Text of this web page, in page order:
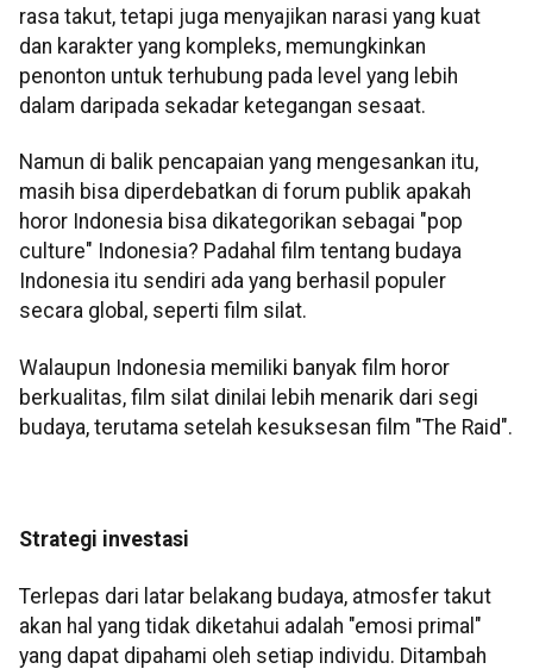
rasa takut, tetapi juga menyajikan narasi yang kuat
dan karakter yang kompleks, memungkinkan
penonton untuk terhubung pada level yang lebih
dalam daripada sekadar ketegangan sesaat.
Namun di balik pencapaian yang mengesankan itu,
masih bisa diperdebatkan di forum publik apakah
horor Indonesia bisa dikategorikan sebagai "pop
culture" Indonesia? Padahal film tentang budaya
Indonesia itu sendiri ada yang berhasil populer
secara global, seperti film silat.
Walaupun Indonesia memiliki banyak film horor
berkualitas, film silat dinilai lebih menarik dari segi
budaya, terutama setelah kesuksesan film "The Raid".
Strategi investasi
Terlepas dari latar belakang budaya, atmosfer takut
akan hal yang tidak diketahui adalah "emosi primal"
yang dapat dipahami oleh setiap individu. Ditambah